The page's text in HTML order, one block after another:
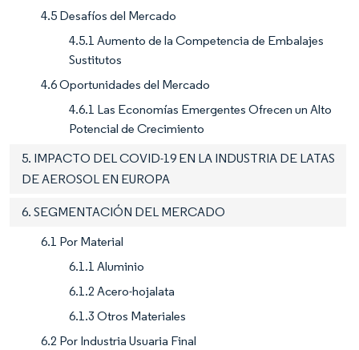
4.5 Desafíos del Mercado
4.5.1 Aumento de la Competencia de Embalajes
Sustitutos
4.6 Oportunidades del Mercado
4.6.1 Las Economías Emergentes Ofrecen un Alto
Potencial de Crecimiento
5. IMPACTO DEL COVID-19 EN LA INDUSTRIA DE LATAS
DE AEROSOL EN EUROPA
6. SEGMENTACIÓN DEL MERCADO
6.1 Por Material
6.1.1 Aluminio
6.1.2 Acero-hojalata
6.1.3 Otros Materiales
6.2 Por Industria Usuaria Final